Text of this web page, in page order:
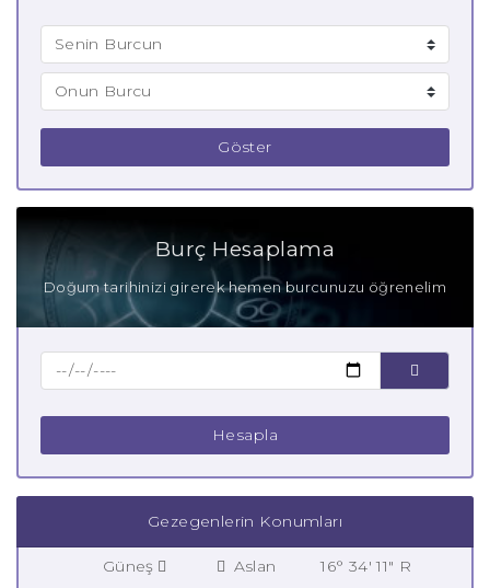
Göster
Burç Hesaplama
Doğum tarihinizi girerek hemen burcunuzu öğrenelim
Hesapla
Gezegenlerin Konumları
Güneş Aslan
16° 34' 11" R